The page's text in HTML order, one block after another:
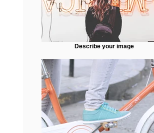
Describe your image